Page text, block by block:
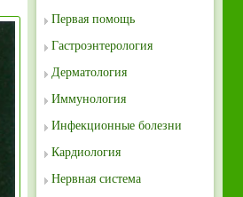
Первая помощь
Гастроэнтерология
Дерматология
Иммунология
Инфекционные болезни
Кардиология
Нервная система